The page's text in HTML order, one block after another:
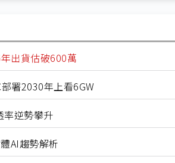
出貨估破600萬
署2030年上看6GW
逆勢攀升
AI趨勢解析